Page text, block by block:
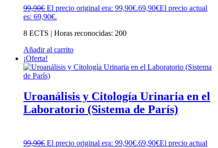
99,90€ El precio original era: 99,90€.69,90€El precio actual
es: 69,90€.
8 ECTS | Horas reconocidas: 200
Añadir al carrito
¡Oferta!
Uroanálisis y Citología Urinaria en el
Laboratorio (Sistema de París)
99,90€ El precio original era: 99,90€.69,90€El precio actual